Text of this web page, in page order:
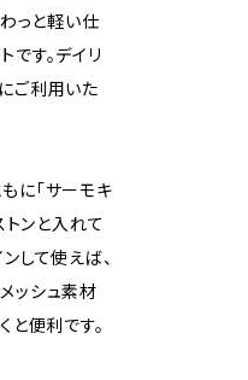
わっと軽い仕
です。デイリ
ご利用いた
に「サーモキ
ンと入れて
して使えば、
ッシュ素材
と便利です。